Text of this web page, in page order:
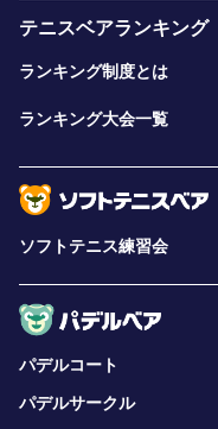
テニスベアランキング
ランキング制度とは
ランキング大会一覧
ソフトテニス練習会
パデルコート
パデルサークル